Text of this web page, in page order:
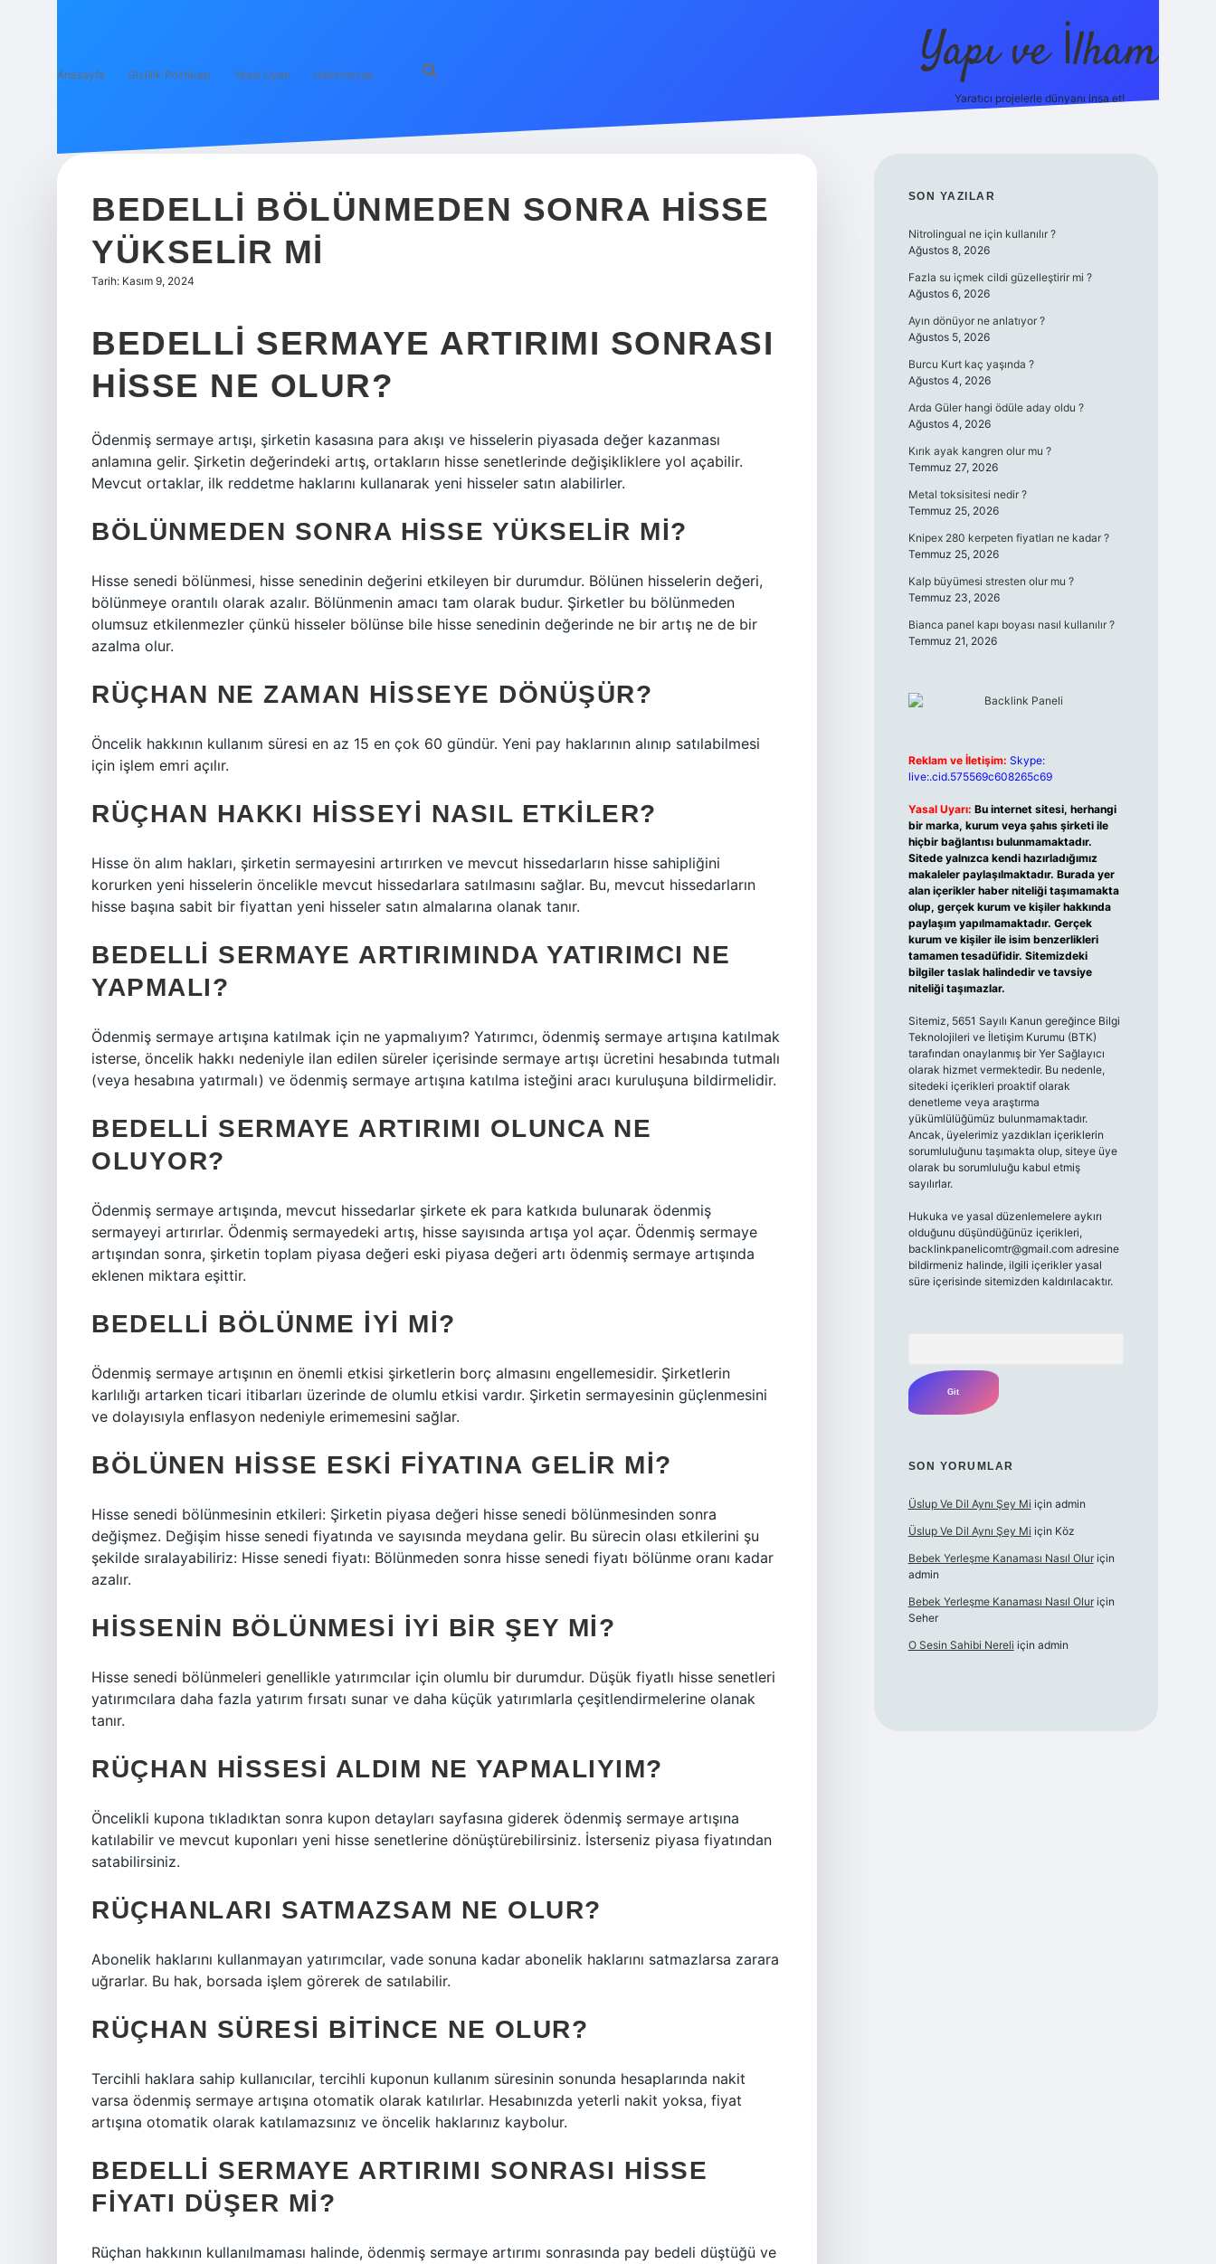
Anasayfa Gizlilik Politikası Yasal Uyarı Hakkımızda Yapı ve İlham
Yaratıcı projelerle dünyanı inşa et!
BEDELLI BÖLÜNMEDEN SONRA HISSE
YÜKSELIR MI
Tarih: Kasım 9, 2024
BEDELLI SERMAYE ARTIRIMI SONRASI
HISSE NE OLUR?
Ödenmiş sermaye artışı, şirketin kasasına para akışı ve hisselerin piyasada değer kazanması
anlamına gelir. Şirketin değerindeki artış, ortakların hisse senetlerinde değişikliklere yol açabilir.
Mevcut ortaklar, ilk reddetme haklarını kullanarak yeni hisseler satın alabilirler.
BÖLÜNMEDEN SONRA HISSE YÜKSELIR MI?
Hisse senedi bölünmesi, hisse senedinin değerini etkileyen bir durumdur. Bölünen hisselerin değeri,
bölünmeye orantılı olarak azalır. Bölünmenin amacı tam olarak budur. Şirketler bu bölünmeden
olumsuz etkilenmezler çünkü hisseler bölünse bile hisse senedinin değerinde ne bir artış ne de bir
azalma olur.
RÜÇHAN NE ZAMAN HISSEYE DÖNÜŞÜR?
Öncelik hakkının kullanım süresi en az 15 en çok 60 gündür. Yeni pay haklarının alınıp satılabilmesi
için işlem emri açılır.
RÜÇHAN HAKKI HISSEYI NASIL ETKILER?
Hisse ön alım hakları, şirketin sermayesini artırırken ve mevcut hissedarların hisse sahipliğini
korurken yeni hisselerin öncelikle mevcut hissedarlara satılmasını sağlar. Bu, mevcut hissedarların
hisse başına sabit bir fiyattan yeni hisseler satın almalarına olanak tanır.
BEDELLI SERMAYE ARTIRIMINDA YATIRIMCI NE
YAPMALI?
Ödenmiş sermaye artışına katılmak için ne yapmalıyım? Yatırımcı, ödenmiş sermaye artışına katılmak
isterse, öncelik hakkı nedeniyle ilan edilen süreler içerisinde sermaye artışı ücretini hesabında tutmalı
(veya hesabına yatırmalı) ve ödenmiş sermaye artışına katılma isteğini aracı kuruluşuna bildirmelidir.
BEDELLI SERMAYE ARTIRIMI OLUNCA NE
OLUYOR?
Ödenmiş sermaye artışında, mevcut hissedarlar şirkete ek para katkıda bulunarak ödenmiş
sermayeyi artırırlar. Ödenmiş sermayedeki artış, hisse sayısında artışa yol açar. Ödenmiş sermaye
artışından sonra, şirketin toplam piyasa değeri eski piyasa değeri artı ödenmiş sermaye artışında
eklenen miktara eşittir.
BEDELLI BÖLÜNME IYI MI?
Ödenmiş sermaye artışının en önemli etkisi şirketlerin borç almasını engellemesidir. Şirketlerin
karlılığı artarken ticari itibarları üzerinde de olumlu etkisi vardır. Şirketin sermayesinin güçlenmesini
ve dolayısıyla enflasyon nedeniyle erimemesini sağlar.
BÖLÜNEN HISSE ESKI FIYATINA GELIR MI?
Hisse senedi bölünmesinin etkileri: Şirketin piyasa değeri hisse senedi bölünmesinden sonra
değişmez. Değişim hisse senedi fiyatında ve sayısında meydana gelir. Bu sürecin olası etkilerini şu
şekilde sıralayabiliriz: Hisse senedi fiyatı: Bölünmeden sonra hisse senedi fiyatı bölünme oranı kadar
azalır.
HISSENIN BÖLÜNMESI IYI BIR ŞEY MI?
Hisse senedi bölünmeleri genellikle yatırımcılar için olumlu bir durumdur. Düşük fiyatlı hisse senetleri
yatırımcılara daha fazla yatırım fırsatı sunar ve daha küçük yatırımlarla çeşitlendirmelerine olanak
tanır.
RÜÇHAN HISSESI ALDIM NE YAPMALIYIM?
Öncelikli kupona tıkladıktan sonra kupon detayları sayfasına giderek ödenmiş sermaye artışına
katılabilir ve mevcut kuponları yeni hisse senetlerine dönüştürebilirsiniz. İsterseniz piyasa fiyatından
satabilirsiniz.
RÜÇHANLARI SATMAZSAM NE OLUR?
Abonelik haklarını kullanmayan yatırımcılar, vade sonuna kadar abonelik haklarını satmazlarsa zarara
uğrarlar. Bu hak, borsada işlem görerek de satılabilir.
RÜÇHAN SÜRESI BITINCE NE OLUR?
Tercihli haklara sahip kullanıcılar, tercihli kuponun kullanım süresinin sonunda hesaplarında nakit
varsa ödenmiş sermaye artışına otomatik olarak katılırlar. Hesabınızda yeterli nakit yoksa, fiyat
artışına otomatik olarak katılamazsınız ve öncelik haklarınız kaybolur.
BEDELLI SERMAYE ARTIRIMI SONRASI HISSE
FIYATI DÜŞER MI?
Rüçhan hakkının kullanılmaması halinde, ödenmiş sermaye artırımı sonrasında pay bedeli düştüğü ve
SIDEBAR
SON YAZILAR
Nitrolingual ne için kullanılır ?
Ağustos 8, 2026
Fazla su içmek cildi güzelleştirir mi ?
Ağustos 6, 2026
Ayın dönüyor ne anlatıyor ?
Ağustos 5, 2026
Burcu Kurt kaç yaşında ?
Ağustos 4, 2026
Arda Güler hangi ödüle aday oldu ?
Ağustos 4, 2026
Kırık ayak kangren olur mu ?
Temmuz 27, 2026
Metal toksisitesi nedir ?
Temmuz 25, 2026
Knipex 280 kerpeten fiyatları ne kadar ?
Temmuz 25, 2026
Kalp büyümesi stresten olur mu ?
Temmuz 23, 2026
Bianca panel kapı boyası nasıl kullanılır ?
Temmuz 21, 2026
Reklam ve İletişim: Skype:
live:.cid.575569c608265c69
Yasal Uyarı: Bu internet sitesi, herhangi
bir marka, kurum veya şahıs şirketi ile
hiçbir bağlantısı bulunmamaktadır.
Sitede yalnızca kendi hazırladığımız
makaleler paylaşılmaktadır. Burada yer
alan içerikler haber niteliği taşımamakta
olup, gerçek kurum ve kişiler hakkında
paylaşım yapılmamaktadır. Gerçek
kurum ve kişiler ile isim benzerlikleri
tamamen tesadüfidir. Sitemizdeki
bilgiler taslak halindedir ve tavsiye
niteliği taşımazlar.
Sitemiz, 5651 Sayılı Kanun gereğince Bilgi
Teknolojileri ve İletişim Kurumu (BTK)
tarafından onaylanmış bir Yer Sağlayıcı
olarak hizmet vermektedir. Bu nedenle,
sitedeki içerikleri proaktif olarak
denetleme veya araştırma
yükümlülüğümüz bulunmamaktadır.
Ancak, üyelerimiz yazdıkları içeriklerin
sorumluluğunu taşımakta olup, siteye üye
olarak bu sorumluluğu kabul etmiş
sayılırlar.
Hukuka ve yasal düzenlemelere aykırı
olduğunu düşündüğünüz içerikleri,
backlinkpanelicomtr@gmail.comadresine
bildirmeniz halinde, ilgili içerikler yasal
süre içerisinde sitemizden kaldırılacaktır.
SON YORUMLAR
Üslup Ve Dil Aynı Şey Mi için admin
Üslup Ve Dil Aynı Şey Mi için Köz
Bebek Yerleşme Kanaması Nasıl Oluriçin
admin
Bebek Yerleşme Kanaması Nasıl Oluriçin
Seher
O Sesin Sahibi Nereli için admin